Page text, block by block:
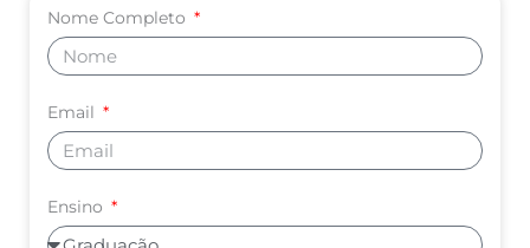
Nome Completo
Email
Ensino